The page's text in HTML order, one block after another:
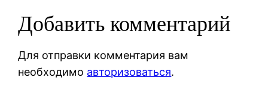
Добавить комментарий
Для отправки комментария вам
необходимо авторизоваться.